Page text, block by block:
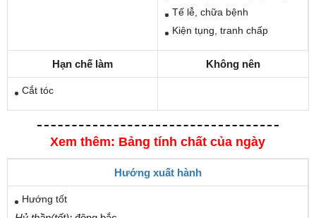
Tế lễ, chữa bệnh
Kiện tụng, tranh chấp
Hạn chế làm
Cắt tóc
Không nên
Xem thêm: Bảng tính chất của ngày
Hướng xuất hành
Hướng tốt